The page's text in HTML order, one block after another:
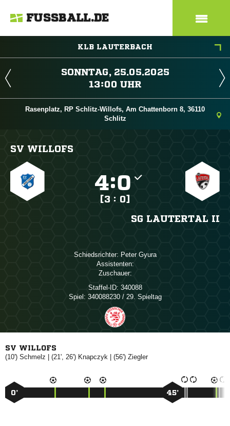
FUSSBALL.DE
KLB LAUTERBACH
 
 
Rasenplatz, RP Schlitz-Willofs, Am Chattenborn 8, 36110
Schlitz
SV WILLOFS
:
[3 : 0]
SG LAUTERTAL II
Schiedsrichter:  
Assistenten:
Zuschauer:
Staffel-ID: 340088
Spiel: 340088230 / 29. Spieltag
SV WILLOFS
(10')  | (21', 26')  | (56') 
0’ 45’